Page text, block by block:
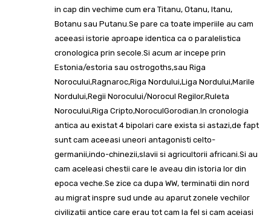
in cap din vechime cum era Titanu, Otanu, Itanu,
Botanu sau Putanu.Se pare ca toate imperiile au cam
aceeasi istorie aproape identica ca o paralelistica
cronologica prin secole.Si acum ar incepe prin
Estonia/estoria sau ostrogoths,sau Riga
Norocului,Ragnaroc,Riga Nordului,Liga Nordului,Marile
Nordului,Regii Norocului/Norocul Regilor,Ruleta
Norocului,Riga Cripto,NoroculGorodian.In cronologia
antica au existat 4 bipolari care exista si astazi,de fapt
sunt cam aceeasi uneori antagonisti celto-
germanii,indo-chinezii,slavii si agricultorii africani.Si au
cam aceleasi chestii care le aveau din istoria lor din
epoca veche.Se zice ca dupa WW, terminatii din nord
au migrat inspre sud unde au aparut zonele vechilor
civilizatii antice care erau tot cam la fel si cam aceiasi